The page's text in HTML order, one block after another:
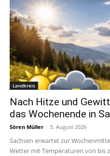
Landkreis
Nach Hitze und
das Wochenende in
Sören Müller - 5. August 2026
Sachsen erwartet zur
Wetter mit Temperaturen von bis